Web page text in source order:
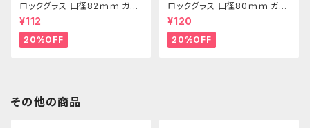
ロックグラス 口径82ｍｍ ガラ
ス製 250cc
¥112
20%OFF
ロックグラス 口径80ｍｍ ガラ
ス製 220cc
¥120
20%OFF
その他の商品